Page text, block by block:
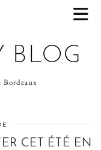
BLOG
Bordeaux
CET ÉTÉ EN